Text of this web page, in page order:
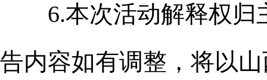
6.本次活动解释权归
告内容如有调整，将以